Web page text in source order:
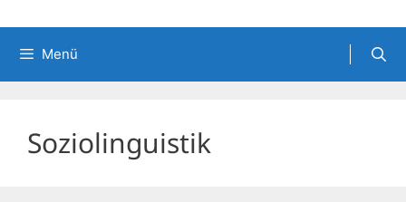
Menü
Soziolinguistik